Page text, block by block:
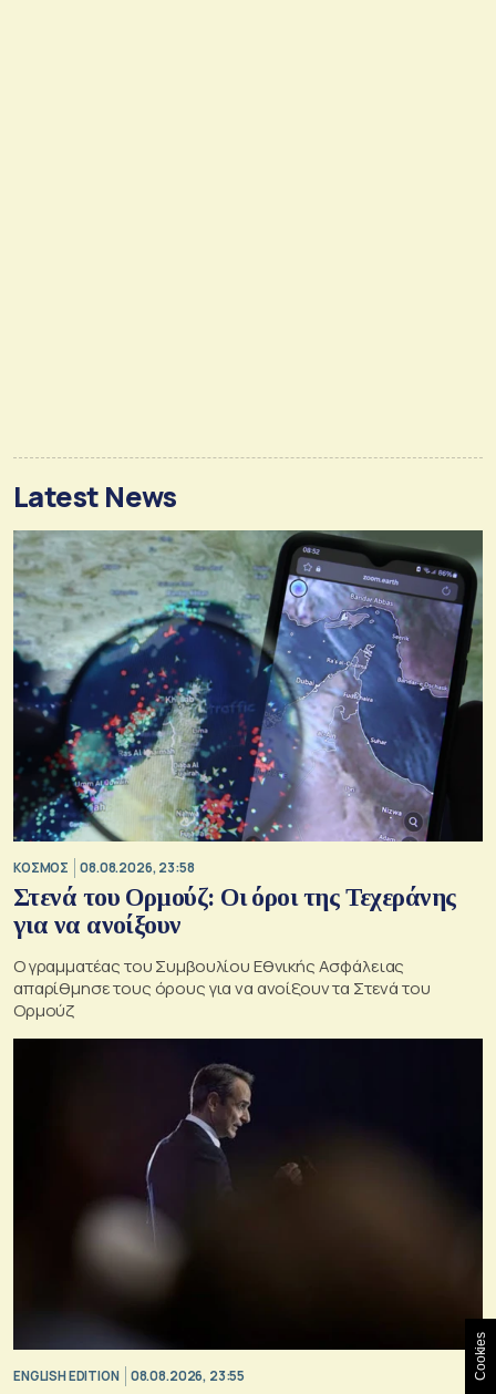
Latest News
ΚΟΣΜΟΣ 08.08.2026, 23:58
Στενά του Ορμούζ: Οι όροι της Τεχεράνης
για να ανοίξουν
Ο γραμματέας του Συμβουλίου Εθνικής Ασφάλειας
απαρίθμησε τους όρους για να ανοίξουν τα Στενά του
Ορμούζ
ENGLISH EDITION 08.08.2026, 23:55 Cookies